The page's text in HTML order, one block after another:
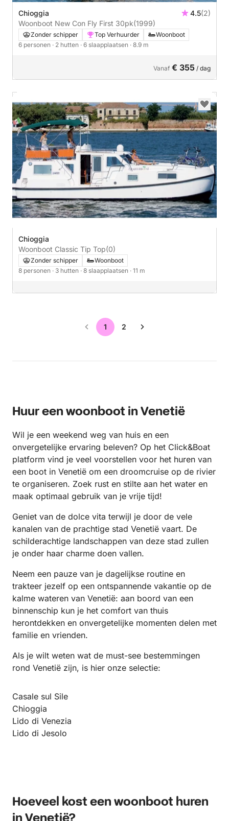
Chioggia 4.5(2)
Woonboot New Con Fly First 30pk(1999)
Zonder schipper Top Verhuurder
Woonboot
6 personen · 2 hutten · 6 slaapplaatsen · 8.9 m
Vanaf € 355 / dag
Chioggia
Woonboot Classic Tip Top(0)
Zonder schipper
Woonboot
8 personen · 3 hutten · 8 slaapplaatsen · 11 m
1 2
Huur een woonboot in Venetië
Wil je een weekend weg van huis en een
onvergetelijke ervaring beleven? Op het Click&Boat
platform vind je veel voorstellen voor het huren van
een boot in Venetië om een droomcruise op de rivier
te organiseren. Zoek rust en stilte aan het water en
maak optimaal gebruik van je vrije tijd!
Geniet van de dolce vita terwijl je door de vele
kanalen van de prachtige stad Venetië vaart. De
schilderachtige landschappen van deze stad zullen
je onder haar charme doen vallen.
Neem een pauze van je dagelijkse routine en
trakteer jezelf op een ontspannende vakantie op de
kalme wateren van Venetië: aan boord van een
binnenschip kun je het comfort van thuis
herontdekken en onvergetelijke momenten delen met
familie en vrienden.
Als je wilt weten wat de must-see bestemmingen
rond Venetië zijn, is hier onze selectie:
Casale sul Sile
Chioggia
Lido di Venezia
Lido di Jesolo
Hoeveel kost een woonboot huren